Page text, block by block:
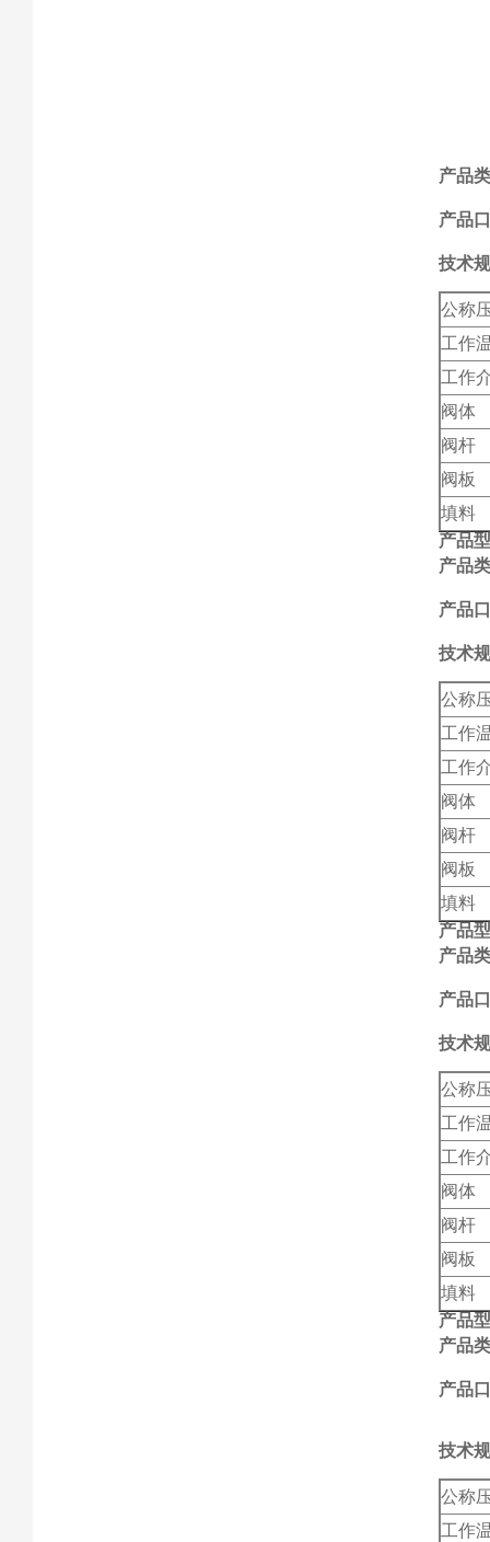
产品
产品
技术
公称
工作
工作
阀体
阀杆
阀板
填料
产品
产品
产品
技术
公称
工作
工作
阀体
阀杆
阀板
填料
产品
产品
产品
技术
公称
工作
工作
阀体
阀杆
阀板
填料
产品
产品
产品
技术
公称
工作